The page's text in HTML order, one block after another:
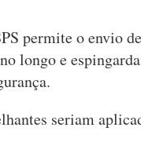
permite o envio
longo e
seriam